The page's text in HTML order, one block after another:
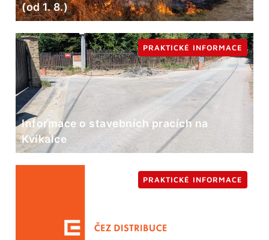
(od 1. 8.)
Informace o stavebních pracích na
Kvíkalce
PRAKTICKÉ INFORMACE
PRAKTICKÉ INFORMACE